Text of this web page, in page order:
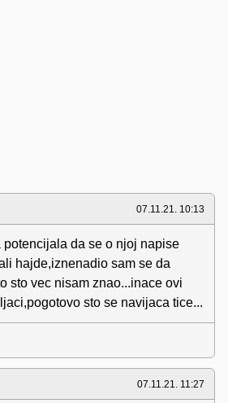
07.11.21. 10:13
potencijala da se o njoj napise
hajde,iznenadio sam se da
sto vec nisam znao...inace ovi
sto se navijaca tice...
07.11.21. 11:27